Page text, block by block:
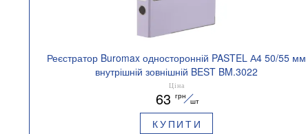
Реєстратор Buromax односторонній PASTEL А4 50/55 мм
внутрішній зовнішній BEST BM.3022
Ціна
63 грн
шт
КУПИТИ